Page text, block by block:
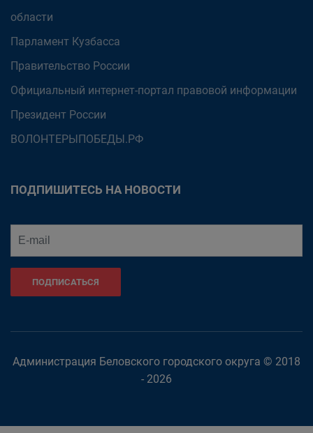
области
Парламент Кузбасса
Правительство России
Официальный интернет-портал правовой информации
Президент России
ВОЛОНТЕРЫПОБЕДЫ.РФ
ПОДПИШИТЕСЬ НА НОВОСТИ
ПОДПИСАТЬСЯ
Администрация Беловского городского округа © 2018
- 2026